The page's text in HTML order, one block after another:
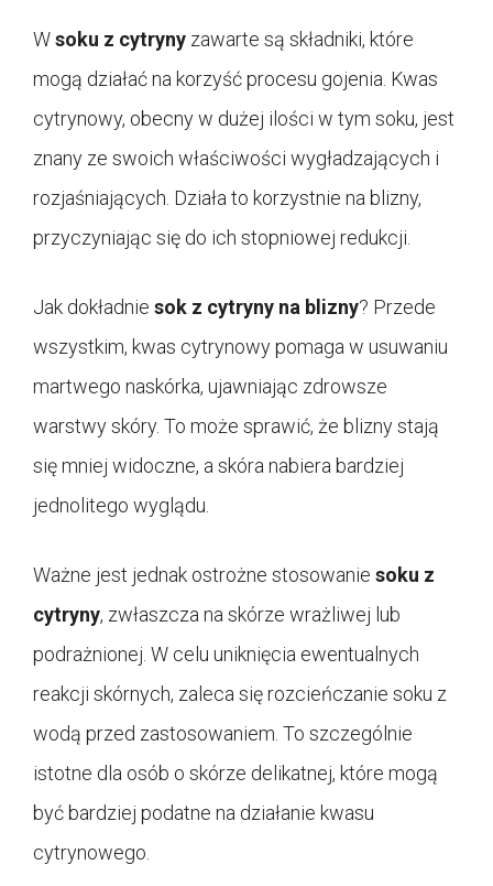
Wsoku z cytryny zawarte są składniki, które
mogą działać na korzyść procesu gojenia. Kwas
cytrynowy, obecny w dużej ilości w tym soku, jest
znany ze swoich właściwości wygładzających i
rozjaśniających. Działa to korzystnie na blizny,
przyczyniając się do ich stopniowej redukcji.
Jak dokładnie sok z cytryny na blizny? Przede
wszystkim, kwas cytrynowy pomaga w usuwaniu
martwego naskórka, ujawniając zdrowsze
warstwy skóry. To może sprawić, że blizny stają
się mniej widoczne, a skóra nabiera bardziej
jednolitego wyglądu.
Ważne jest jednak ostrożne stosowanie soku z
cytryny, zwłaszcza na skórze wrażliwej lub
podrażnionej. W celu uniknięcia ewentualnych
reakcji skórnych, zaleca się rozcieńczanie soku z
wodą przed zastosowaniem. To szczególnie
istotne dla osób o skórze delikatnej, które mogą
być bardziej podatne na działanie kwasu
cytrynowego.